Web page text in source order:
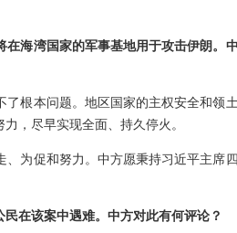
海湾国家的军事基地用于攻击伊朗。
根本问题。地区国家的主权安全和领
，尽早实现全面、持久停火。
为促和努力。中方愿秉持习近平主席
在该案中遇难。中方对此有何评论？